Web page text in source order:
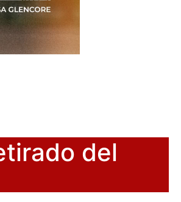
del